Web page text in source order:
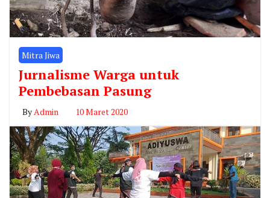
Mitra Jiwa
Jurnalisme Warga untuk
Pembebasan Pasung
ByAdmin 10 Maret 2020